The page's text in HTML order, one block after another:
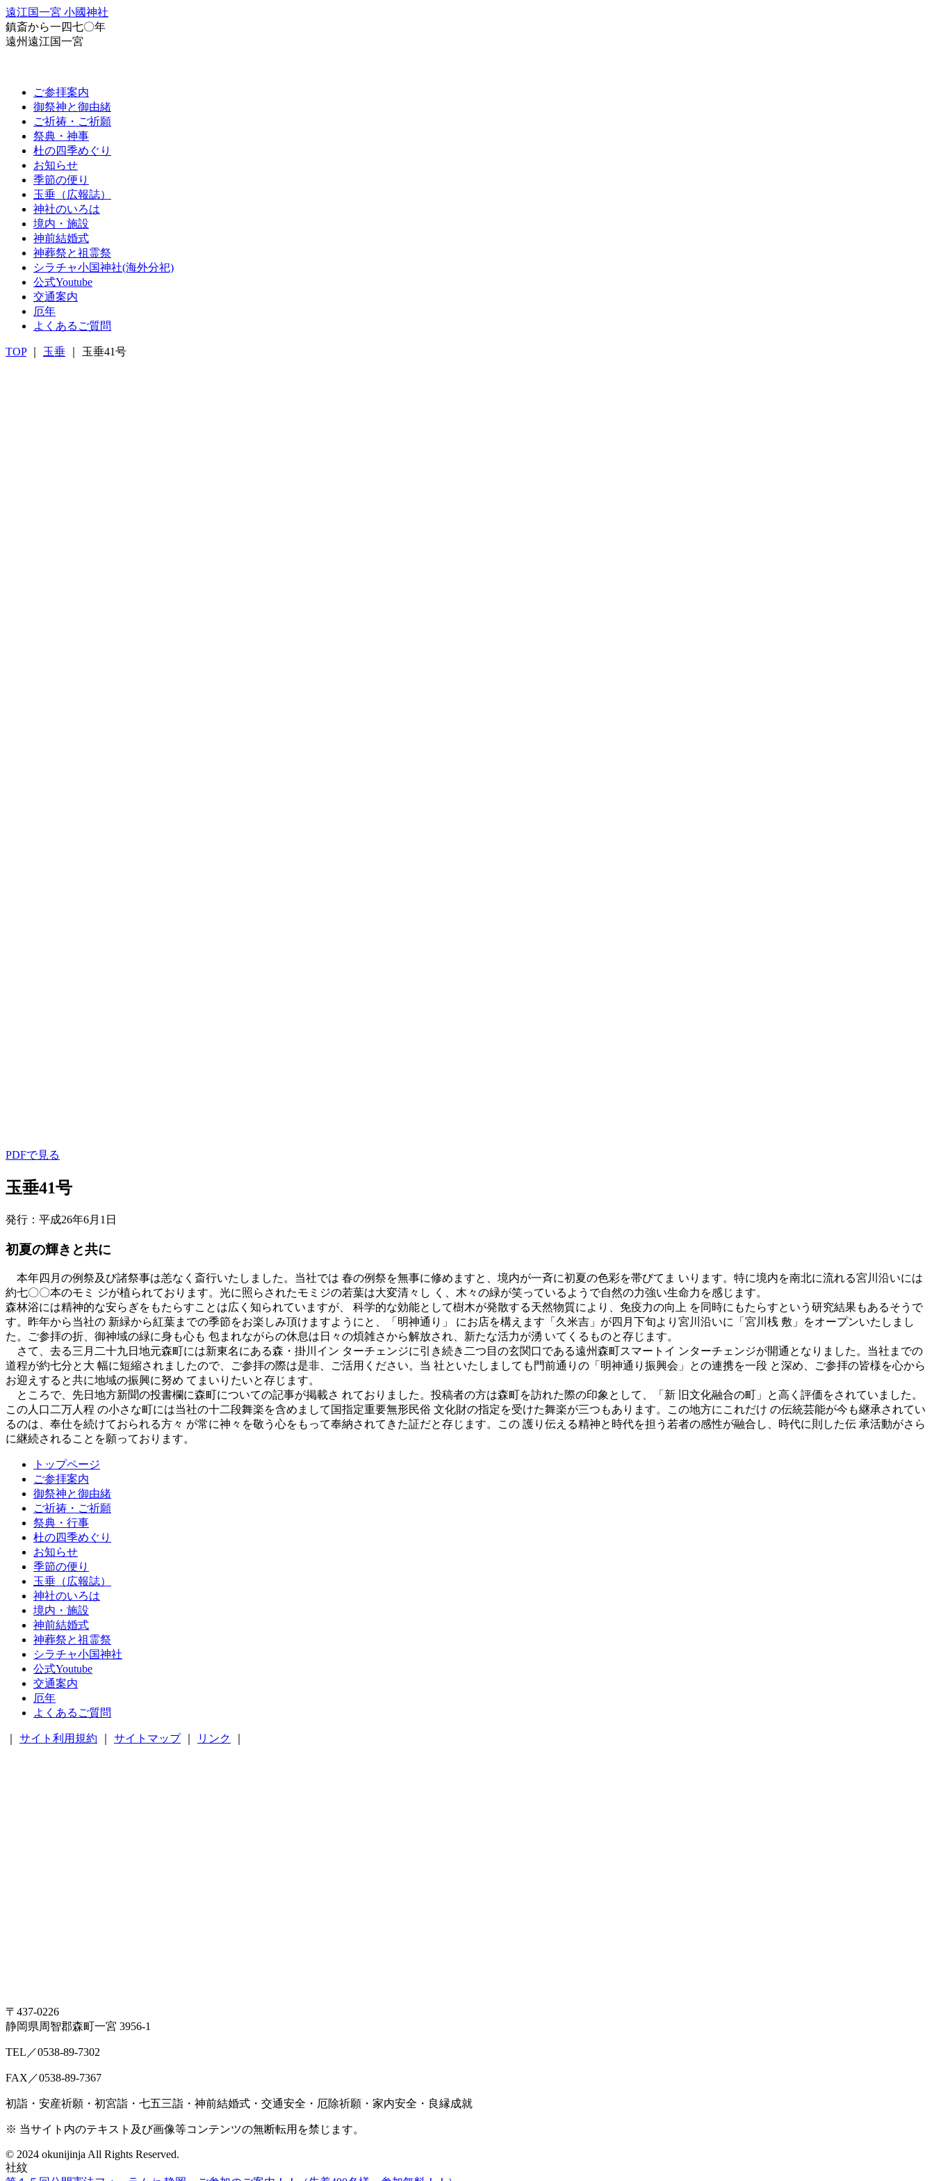
遠江国一宮 小國神社
鎮斎から一四七〇年
遠州遠江国一宮
ご参拝案内
御祭神と御由緒
ご祈祷・ご祈願
祭典・神事
杜の四季めぐり
お知らせ
季節の便り
玉垂（広報誌）
神社のいろは
境内・施設
神前結婚式
神葬祭と祖霊祭
シラチャ小国神社(海外分祀)
公式Youtube
交通案内
厄年
よくあるご質問
TOP｜ 玉垂 ｜ 玉垂41号
PDFで見る
玉垂41号
発行：平成26年6月1日
初夏の輝きと共に
本年四月の例祭及び諸祭事は恙なく斎行いたしました。当社では 春の例祭を無事に修めますと、境内が一斉に初夏の色彩を帯びてま いります。特に境内を南北に流れる宮川沿いには
約七〇〇本のモミ ジが植られております。光に照らされたモミジの若葉は大変清々し く、木々の緑が笑っているようで自然の力強い生命力を感じます。
森林浴には精神的な安らぎをもたらすことは広く知られていますが、 科学的な効能として樹木が発散する天然物質により、免疫力の向上 を同時にもたらすという研究結果もあるそうで
す。昨年から当社の 新緑から紅葉までの季節をお楽しみ頂けますようにと、「明神通り」 にお店を構えます「久米吉」が四月下旬より宮川沿いに「宮川桟 敷」をオープンいたしまし
た。ご参拝の折、御神域の緑に身も心も 包まれながらの休息は日々の煩雑さから解放され、新たな活力が湧 いてくるものと存じます。
さて、去る三月二十九日地元森町には新東名にある森・掛川イン ターチェンジに引き続き二つ目の玄関口である遠州森町スマートイ ンターチェンジが開通となりました。当社までの
道程が約七分と大 幅に短縮されましたので、ご参拝の際は是非、ご活用ください。当 社といたしましても門前通りの「明神通り振興会」との連携を一段 と深め、ご参拝の皆様を心から
お迎えすると共に地域の振興に努め てまいりたいと存じます。
ところで、先日地方新聞の投書欄に森町についての記事が掲載さ れておりました。投稿者の方は森町を訪れた際の印象として、「新 旧文化融合の町」と高く評価をされていました。
この人口二万人程 の小さな町には当社の十二段舞楽を含めまして国指定重要無形民俗 文化財の指定を受けた舞楽が三つもあります。この地方にこれだけ の伝統芸能が今も継承されてい
るのは、奉仕を続けておられる方々 が常に神々を敬う心をもって奉納されてきた証だと存じます。この 護り伝える精神と時代を担う若者の感性が融合し、時代に則した伝 承活動がさら
に継続されることを願っております。
トップページ
ご参拝案内
御祭神と御由緒
ご祈祷・ご祈願
祭典・行事
杜の四季めぐり
お知らせ
季節の便り
玉垂（広報誌）
神社のいろは
境内・施設
神前結婚式
神葬祭と祖霊祭
シラチャ小国神社
公式Youtube
交通案内
厄年
よくあるご質問
サイト利用規約 サイトマップ｜ リンク
〒437-0226
静岡県周智郡森町一宮 3956-1
TEL／0538-89-7302
FAX／0538-89-7367
初詣・安産祈願・初宮詣・七五三詣・神前結婚式・交通安全・厄除祈願・家内安全・良縁成就
※ 当サイト内のテキスト及び画像等コンテンツの無断転用を禁じます。
© 2024 okunijinja All Rights Reserved.
社紋